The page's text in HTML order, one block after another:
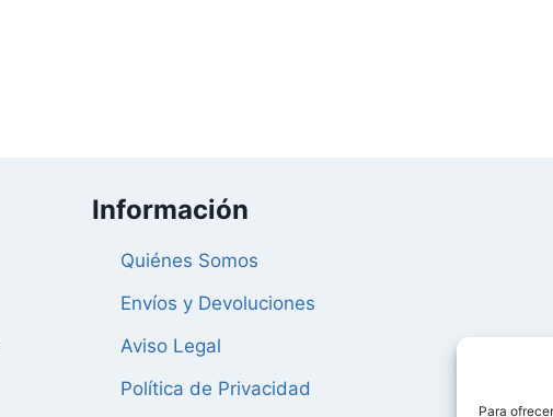
Para
Información
Quiénes Somos
Envíos y Devoluciones
Aviso Legal
Política de Privacidad